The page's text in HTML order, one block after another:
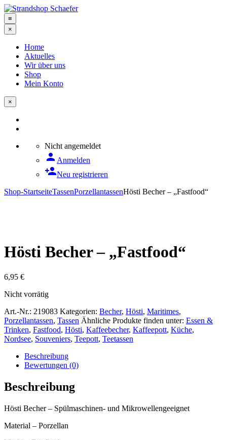
≡
×
Home
Aktuelles
Wir über uns
Shop
Mein Konto
×
Nicht angemeldet
person Anmelden
person_addNeu registrieren
Shop-StartseiteTassenPorzellantassenHösti Becher – „Fastfood“
Hösti Becher – „Fastfood“
6,95 €
Nicht vorrätig
Art.-Nr.: 219083 Kategorien: Becher, Hösti, Maritimes,
Porzellantassen, Tassen Ähnliche Produkte finden unter: Essen &
Trinken, Fastfood, Hösti, Kaffeebecher, Kaffeepott, Küche,
Nordsee, Souveniers, Teepott, Teetassen
Beschreibung
Bewertungen (0)
Beschreibung
Hösti Becher – Spülmaschinen- und Mikrowellengeeignet
Material – Porzellan